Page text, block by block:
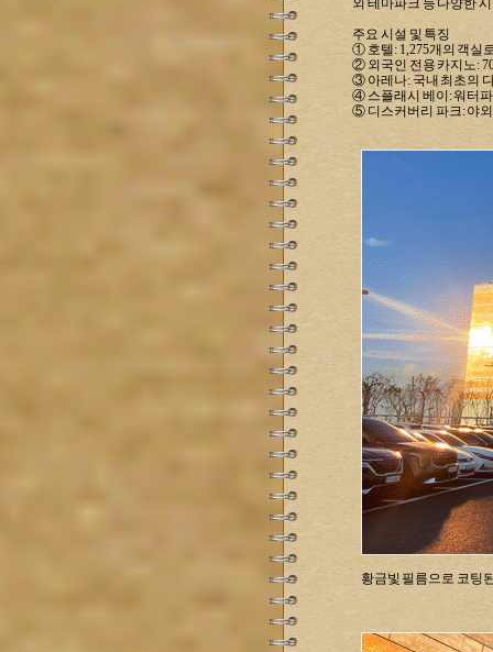
외 테마파크 등 다양한
주요 시설 및 특징
① 호텔: 1,275개의 객실
② 외국인 전용 카지노:
③ 아레나: 국내 최초의
④ 스플래시 베이: 워터
⑤ 디스커버리 파크: 야
황금빛 필름으로 코팅